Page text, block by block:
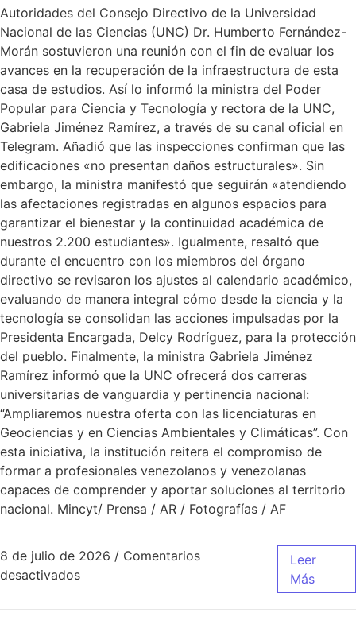
Autoridades del Consejo Directivo de la Universidad
Nacional de las Ciencias (UNC) Dr. Humberto Fernández-
Morán sostuvieron una reunión con el fin de evaluar los
avances en la recuperación de la infraestructura de esta
casa de estudios. Así lo informó la ministra del Poder
Popular para Ciencia y Tecnología y rectora de la UNC,
Gabriela Jiménez Ramírez, a través de su canal oficial en
Telegram. Añadió que las inspecciones confirman que las
edificaciones «no presentan daños estructurales». Sin
embargo, la ministra manifestó que seguirán «atendiendo
las afectaciones registradas en algunos espacios para
garantizar el bienestar y la continuidad académica de
nuestros 2.200 estudiantes». Igualmente, resaltó que
durante el encuentro con los miembros del órgano
directivo se revisaron los ajustes al calendario académico,
evaluando de manera integral cómo desde la ciencia y la
tecnología se consolidan las acciones impulsadas por la
Presidenta Encargada, Delcy Rodríguez, para la protección
del pueblo. Finalmente, la ministra Gabriela Jiménez
Ramírez informó que la UNC ofrecerá dos carreras
universitarias de vanguardia y pertinencia nacional:
“Ampliaremos nuestra oferta con las licenciaturas en
Geociencias y en Ciencias Ambientales y Climáticas”. Con
esta iniciativa, la institución reitera el compromiso de
formar a profesionales venezolanos y venezolanas
capaces de comprender y aportar soluciones al territorio
nacional. Mincyt/ Prensa / AR / Fotografías / AF
8 de julio de 2026 / Comentarios
desactivados
Leer
Más